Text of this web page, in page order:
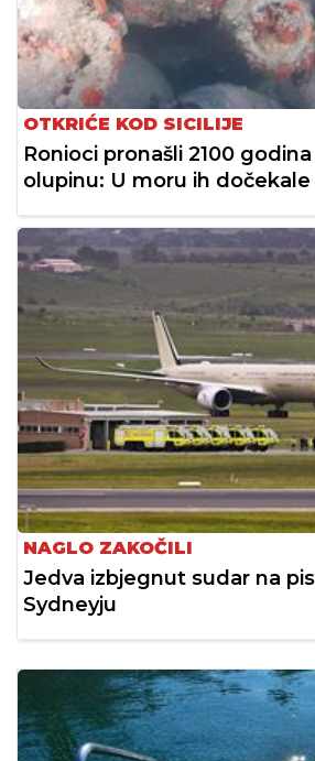
OTKRIĆE KOD SICILIJE
Ronioci pronašli 2100
olupinu: U moru ih
NAGLO ZAKOČILI
Jedva izbjegnut sudar na
Sydneyju